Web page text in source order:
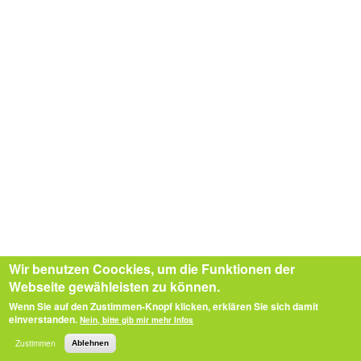
Wir benutzen Coockies, um die Funktionen der
Webseite gewähleisten zu können.
Wenn Sie auf den Zustimmen-Knopf klicken, erklären Sie sich damit
einverstanden. Nein, bitte gib mir mehr Infos
Zustimmen Ablehnen